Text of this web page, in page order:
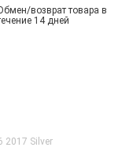
возврат товара в
14 дней
2017 Silver